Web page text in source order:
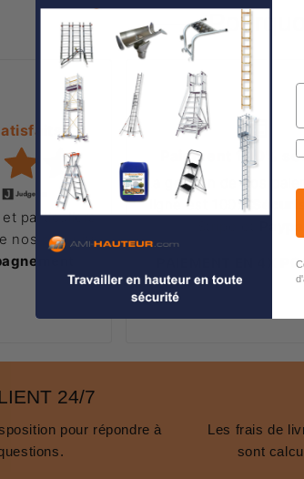
particuliers
nos produits
Paiement 100%
La gestion de nos
ligne est 100%
PAIEMENT EN 4X
24/7
pour répondre à
Les frais de
sont